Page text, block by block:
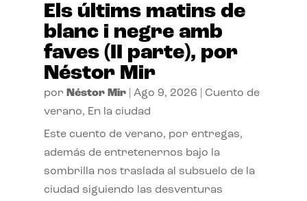
Els últims matins de
blanc i negre amb
faves (II parte), por
Néstor Mir
por Néstor Mir| Ago 9, 2026
Cuento de
verano, En la ciudad
Este cuento de verano, por entregas,
además de entretenernos bajo la
sombrilla nos traslada al subsuelo de la
ciudad siguiendo las desventuras